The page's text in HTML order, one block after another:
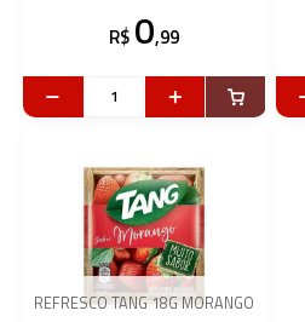
R$ 0,99
REFRESCO TANG 18G MORANGO